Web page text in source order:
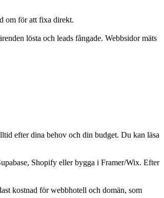
om för att fixa direkt.
lösta och leads fångade. Webbsidor mäts
efter dina behov och din budget. Du kan läsa
Shopify eller bygga i Framer/Wix. Efter
kostnad för webbhotell och domän, som